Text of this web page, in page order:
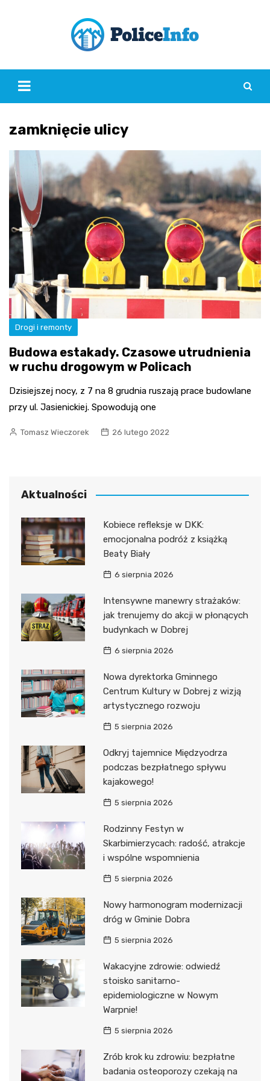
zamknięcie ulicy
Drogi i remonty
Budowa estakady. Czasowe utrudnienia
w ruchu drogowym w Policach
Dzisiejszej nocy, z 7 na 8 grudnia ruszają prace budowlane
przy ul. Jasienickiej. Spowodują one
Tomasz Wieczorek 26 lutego 2022
Aktualności
Kobiece refleksje w DKK:
emocjonalna podróż z książką
Beaty Biały
6 sierpnia 2026
Intensywne manewry strażaków:
jak trenujemy do akcji w płonących
budynkach w Dobrej
6 sierpnia 2026
Nowa dyrektorka Gminnego
Centrum Kultury w Dobrej z wizją
artystycznego rozwoju
5 sierpnia 2026
Odkryj tajemnice Międzyodrza
podczas bezpłatnego spływu
kajakowego!
5 sierpnia 2026
Rodzinny Festyn w
Skarbimierzycach: radość, atrakcje
i wspólne wspomnienia
5 sierpnia 2026
Nowy harmonogram modernizacji
dróg w Gminie Dobra
5 sierpnia 2026
Wakacyjne zdrowie: odwiedź
stoisko sanitarno-
epidemiologiczne w Nowym
Warpnie!
5 sierpnia 2026
Zrób krok ku zdrowiu: bezpłatne
badania osteoporozy czekają na